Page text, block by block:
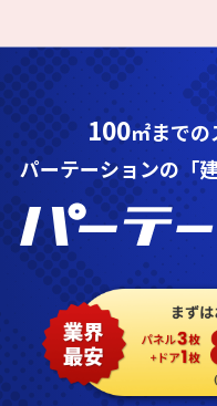
100㎡までの
パーテーションの「